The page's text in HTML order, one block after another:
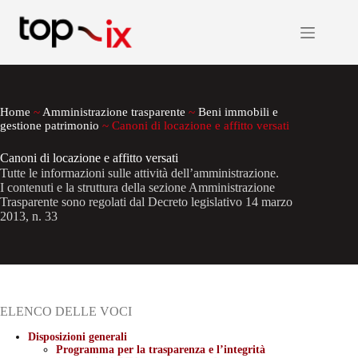
contenuto
Home ~ Amministrazione trasparente ~ Beni immobili e
gestione patrimonio ~ Canoni di locazione e affitto versati
Canoni di locazione e affitto versati
Tutte le informazioni sulle attività dell’amministrazione.
I contenuti e la struttura della sezione Amministrazione
Trasparente sono regolati dal Decreto legislativo 14 marzo
2013, n. 33
ELENCO DELLE VOCI
Disposizioni generali
Programma per la trasparenza e l’integrità